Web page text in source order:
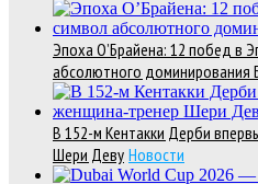
Эпоха О’Брайена: 12 побед в
абсолютного доминирования
В 152-м Кентакки Дерби
Шери Деву Новости